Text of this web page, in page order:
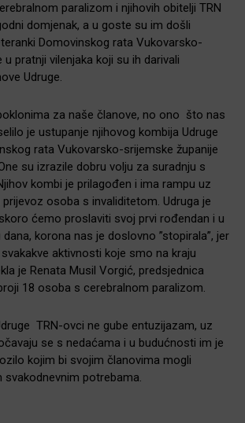
paralizom i njihovih obitelji TRN
domjenak, a u goste su im došli
Domovinskog rata Vukovarsko-
u pratnji vilenjaka koji su ih darivali
Udruge.
za naše članove, no ono što nas
je ustupanje njihovog kombija Udruge
rata Vukovarsko-srijemske županije
su izrazile dobru volju za suradnju s
kombi je prilagođen i ima rampu uz
osoba s invaliditetom. Udruga je
ćemo proslaviti svoj prvi rođendan i u
korona nas je doslovno ”stopirala”, jer
aktivnosti koje smo na kraju
je Renata Musil Vorgić, predsjednica
18 osoba s cerebralnom paralizom.
TRN-ovci ne gube entuzijazam, uz
se s nedaćama i u budućnosti im je
kojim bi svojim članovima mogli
svakodnevnim potrebama.